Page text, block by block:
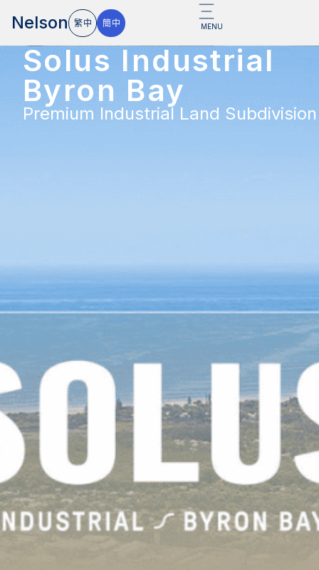
Nelson 繁中 簡中 MENU
Solus Industrial
Byron Bay
Premium Industrial Land Subdivision